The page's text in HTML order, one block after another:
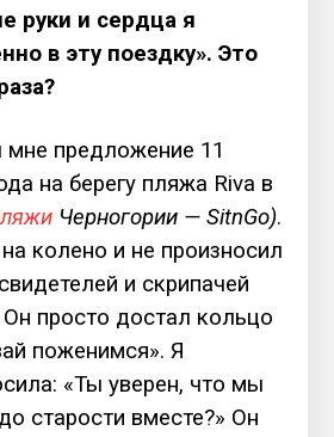
руки и сердца я
в эту поездку». Это
предложение 11
на берегу пляжа Riva в
Черногории — SitnGo).
колено и не произносил
и скрипачей
просто достал кольцо
поженимся». Я
«Ты уверен, что мы
старости вместе?» Он